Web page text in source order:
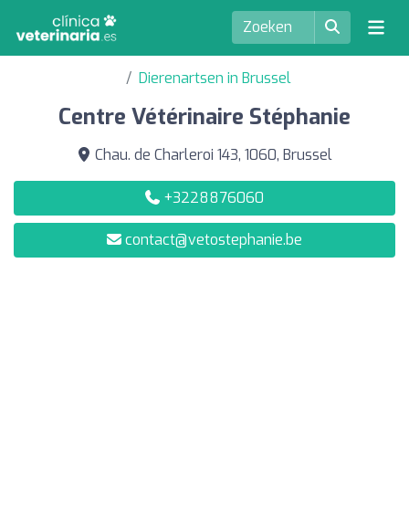
Dierenartsen in Brussel
Centre Vétérinaire Stéphanie
Chau. de Charleroi 143, 1060, Brussel
+3228876060
contact@vetostephanie.be